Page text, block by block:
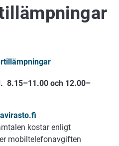
8.15–11.00 och 12.00–
kostar enligt
mobiltelefonavgiften